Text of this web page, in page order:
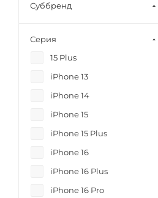
Суббренд
Серия
15 Plus
iPhone 13
iPhone 14
iPhone 15
iPhone 15 Plus
iPhone 16
iPhone 16 Plus
iPhone 16 Pro